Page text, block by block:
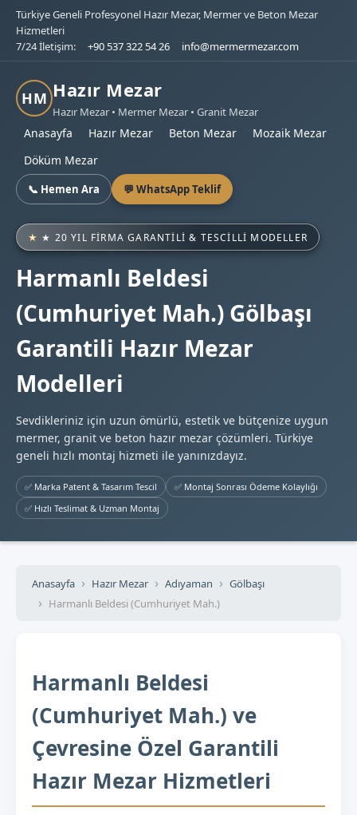
Türkiye Geneli Profesyonel Hazır Mezar, Mermer ve Beton Mezar
Hizmetleri
7/24 İletişim:
+90 537 322 54 26 info@mermermezar.com
HM Hazır Mezar
Hazır Mezar • Mermer Mezar • Granit Mezar
Anasayfa Hazır Mezar Beton Mezar
Mozaik Mezar
Döküm Mezar
📞 Hemen Ara 💬 WhatsApp Teklif
★ 20 YIL FIRMA GARANTILI & TESCILLI MODELLER
Harmanlı Beldesi
(Cumhuriyet Mah.) Gölbaşı
Garantili Hazır Mezar
Modelleri
Sevdikleriniz için uzun ömürlü, estetik ve bütçenize uygun
mermer, granit ve beton hazır mezar çözümleri. Türkiye
geneli hızlı montaj hizmeti ile yanınızdayız.
✅ Marka Patent & Tasarım Tescil
✅ Montaj Sonrası Ödeme Kolaylığı
✅ Hızlı Teslimat & Uzman Montaj
Anasayfa Hazır Mezar Adıyaman
Gölbaşı
Harmanlı Beldesi (Cumhuriyet Mah.)
Harmanlı Beldesi
(Cumhuriyet Mah.) ve
Çevresine Özel Garantili
Hazır Mezar Hizmetleri